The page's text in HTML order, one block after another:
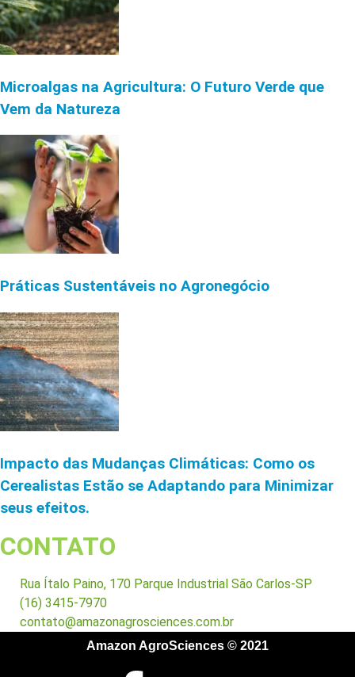
Microalgas na Agricultura: O Futuro Verde que
Vem da Natureza
Práticas Sustentáveis no Agronegócio
Impacto das Mudanças Climáticas: Como os
Cerealistas Estão se Adaptando para Minimizar
seus efeitos.
CONTATO
Rua Ítalo Paino, 170 Parque Industrial São Carlos-SP
(16) 3415-7970
contato@amazonagrosciences.com.br
Amazon AgroSciences © 2021